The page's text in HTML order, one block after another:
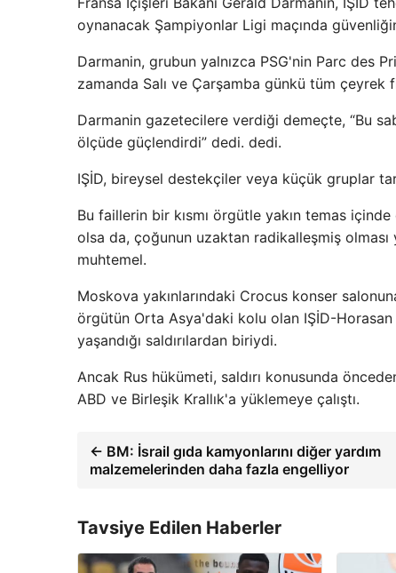
oynanacak Şampiyonlar Ligi maçında
Darmanin, grubun yalnızca PSG'nin Parc des
zamanda Salı ve Çarşamba günkü tüm çeyrek
Darmanin gazetecilere verdiği demeçte, “Bu
ölçüde güçlendirdi” dedi. dedi.
IŞİD, bireysel destekçiler veya küçük gruplar
Bu faillerin bir kısmı örgütle yakın temas
olsa da, çoğunun uzaktan radikalleşmiş olması
muhtemel.
Moskova yakınlarındaki Crocus konser
örgütün Orta Asya'daki kolu olan IŞİD-Horasan
yaşandığı saldırılardan biriydi.
Ancak Rus hükümeti, saldırı konusunda
ABD ve Birleşik Krallık'a yüklemeye çalıştı.
← BM: İsrail gıda kamyonlarını diğer yardım
malzemelerinden daha fazla engelliyor
Tavsiye Edilen Haberler